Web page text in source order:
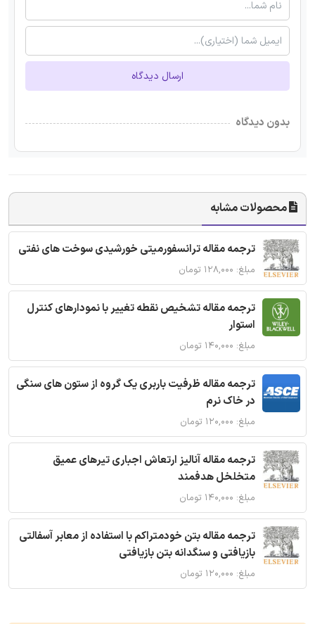
ارسال دیدگاه
بدون دیدگاه
محصولات مشابه
ترجمه مقاله ترانسفورمیتی خورشیدی سوخت های نفتی
مبلغ: ۱۲۸,۰۰۰ تومان
ترجمه مقاله تشخیص نقطه تغییر با نمودارهای کنترل
استوار
مبلغ: ۱۴۰,۰۰۰ تومان
ترجمه مقاله ظرفیت باربری یک گروه از ستون های سنگی
در خاک نرم
مبلغ: ۱۲۰,۰۰۰ تومان
ترجمه مقاله آنالیز ارتعاش اجباری تیرهای عمیق
متخلخل هدفمند
مبلغ: ۱۴۰,۰۰۰ تومان
ترجمه مقاله بتن خودمتراکم با استفاده از معابر آسفالتی
بازیافتی و سنگدانه بتن بازیافتی
مبلغ: ۱۲۰,۰۰۰ تومان